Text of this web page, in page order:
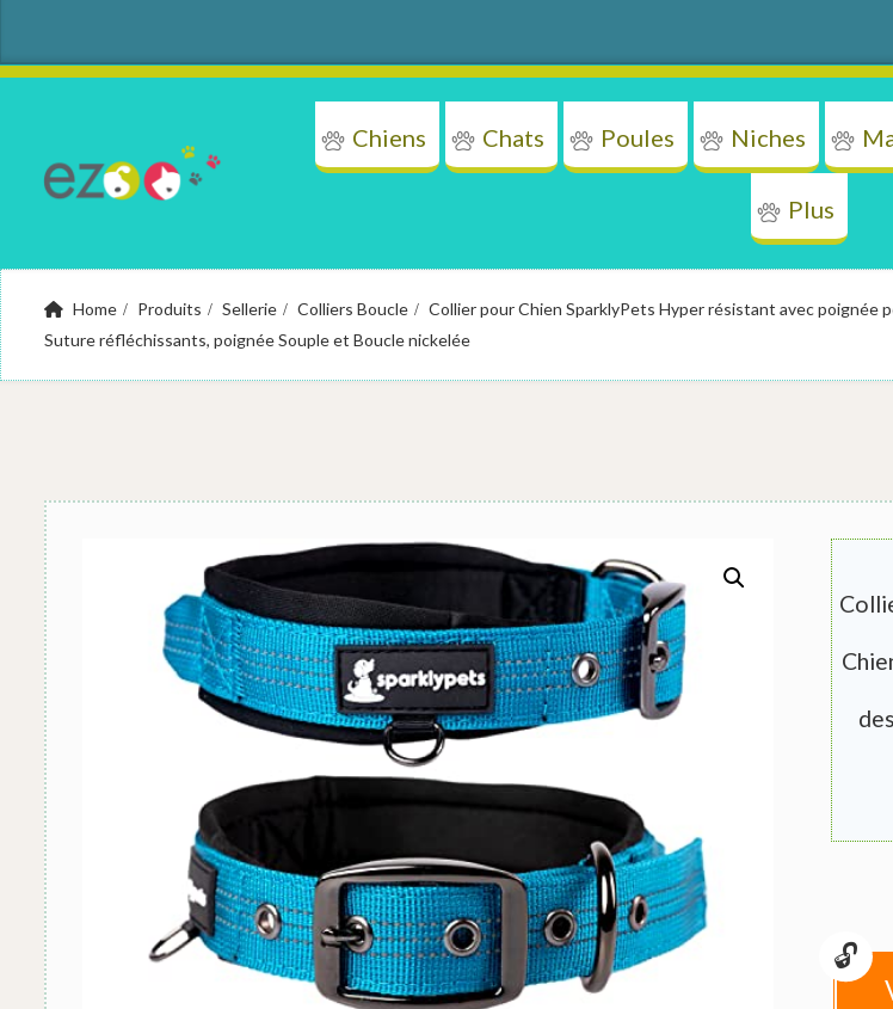
Chiens Chats Poules Niches
Plus
Poules
Home Produits Sellerie Colliers Boucle
Collier pour Chien SparklyPets Hyper résistant avec poignée
Suture réfléchissants, poignée Souple et Boucle nickelée